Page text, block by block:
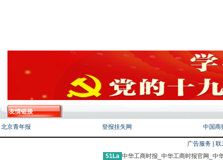
友情链接
北京青年报 登报挂失网 中国商
广告服务
联
51La 中华工商时报_中华工商时报官网_中